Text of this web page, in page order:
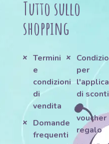
Tutto sullo
shopping
Termini
e
condizioni
di
vendita
Domande
frequenti
per
di sconti
e
voucher
regalo